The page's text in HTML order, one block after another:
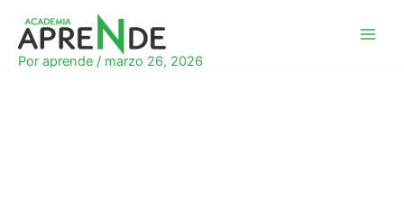
contenido
Por aprende / marzo 26, 2026